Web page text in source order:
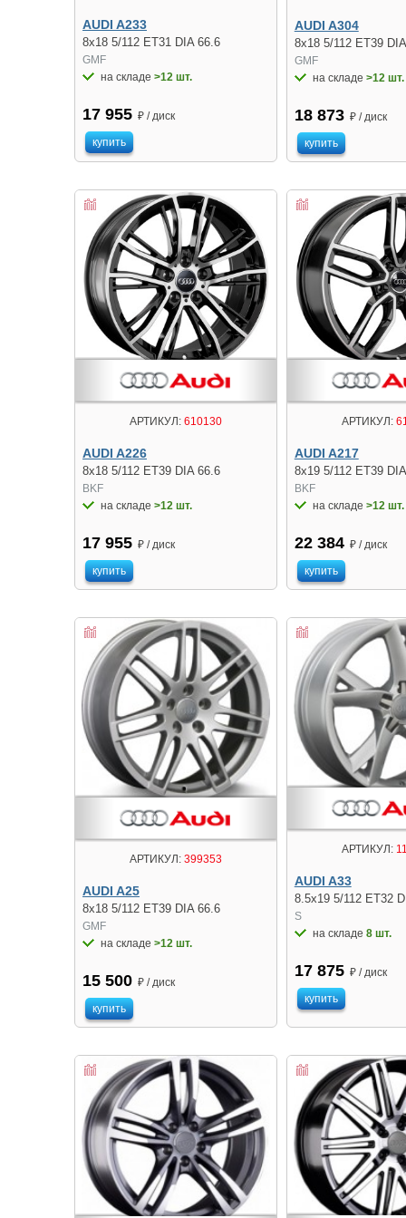
AUDI A233
8x18 5/112 ET31 DIA 66.6
GMF
на складе >12 шт.
17 955 ₽ / диск
купить
AUDI A304
8x18 5/112 ET39
GMF
на складе >12 шт.
18 873 ₽ / диск
купить
АРТИКУЛ:610130
AUDI A226
8x18 5/112 ET39 DIA 66.6
BKF
на складе >12 шт.
17 955 ₽ / диск
купить
АРТИКУЛ:
AUDI A217
8x19 5/112 ET39
BKF
на складе >12 шт.
22 384 ₽ / диск
купить
АРТИКУЛ:399353
AUDI A25
8x18 5/112 ET39 DIA 66.6
GMF
на складе >12 шт.
15 500 ₽ / диск
купить
АРТИКУЛ:
AUDI A33
8.5x19 5/112 ET32
S
на складе 8 шт.
17 875 ₽ / диск
купить